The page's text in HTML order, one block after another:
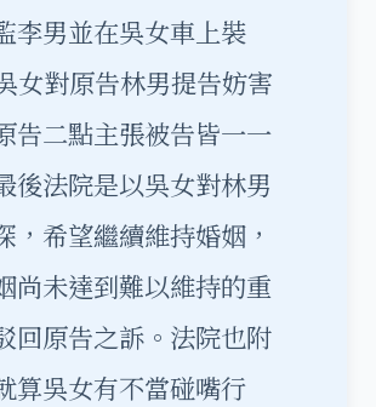
李男並在吳女車上裝
女對原告林男提告妨害
告二點主張被告皆一一
後法院是以吳女對林男
，希望繼續維持婚姻，
尚未達到難以維持的重
回原告之訴。法院也附
算吳女有不當碰嘴行